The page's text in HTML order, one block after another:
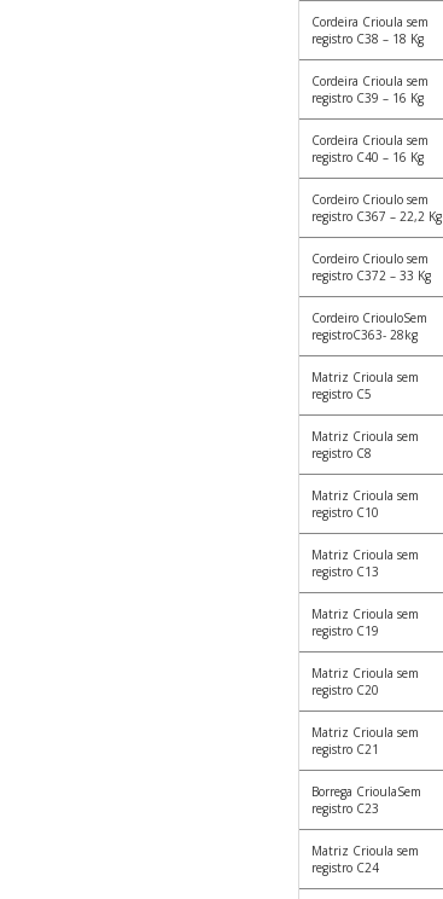
Cordeira Crioula sem
registro C38 – 18 Kg
Cordeira Crioula sem
registro C39 – 16 Kg
Cordeira Crioula sem
registro C40 – 16 Kg
Cordeiro Crioulo sem
registro C367 – 22,2 Kg
Cordeiro Crioulo sem
registro C372 – 33 Kg
Cordeiro CriouloSem
registroC363- 28kg
Matriz Crioula sem
registro C5
Matriz Crioula sem
registro C8
Matriz Crioula sem
registro C10
Matriz Crioula sem
registro C13
Matriz Crioula sem
registro C19
Matriz Crioula sem
registro C20
Matriz Crioula sem
registro C21
Borrega CrioulaSem
registro C23
Matriz Crioula sem
registro C24